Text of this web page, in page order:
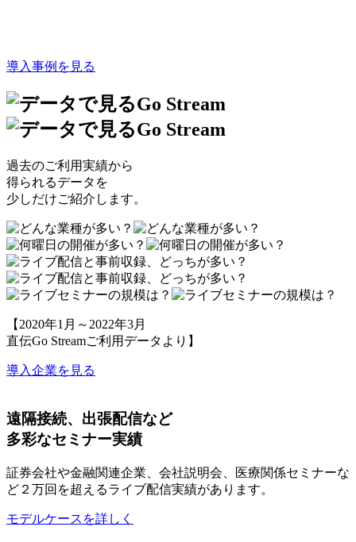
導入事例を見る
過去のご利用実績から
得られるデータを
少しだけご紹介します。
【2020年1月～2022年3月
直伝Go Streamご利用データより】
導入企業を見る
遠隔接続、出張配信など
多彩なセミナー実績
証券会社や金融関連企業、会社説明会、医療関係セミナーな
ど２万回を超えるライブ配信実績があります。
モデルケースを詳しく